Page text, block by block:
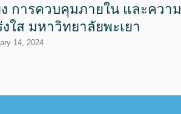
ง การควบคุมภายใน และความ
งใส มหาวิทยาลัยพะเยา
14, 2024